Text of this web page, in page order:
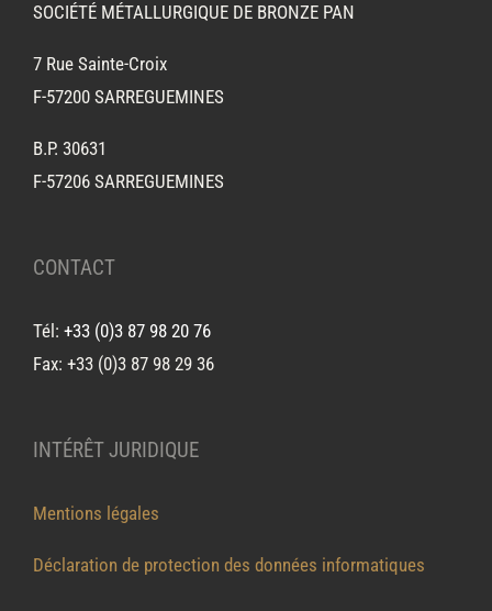
SOCIÉTÉ MÉTALLURGIQUE DE BRONZE PAN
7 Rue Sainte-Croix
F-57200 SARREGUEMINES
B.P. 30631
F-57206 SARREGUEMINES
CONTACT
Tél: +33 (0)3 87 98 20 76
Fax: +33 (0)3 87 98 29 36
INTÉRÊT JURIDIQUE
Mentions légales
Déclaration de protection des données informatiques